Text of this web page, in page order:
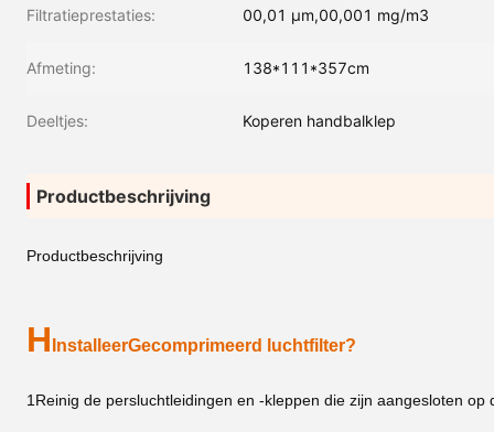
Filtratieprestaties: 00,01 μm,00,001 mg/m3
Afmeting: 138*111*357cm
Deeltjes: Koperen handbalklep
Productbeschrijving
Productbeschrijving
H InstalleerGecomprimeerd luchtfilter?
1Reinig de persluchtleidingen en -kleppen die zijn aangesloten